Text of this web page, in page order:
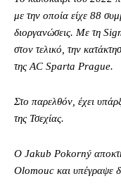
με την οποία είχε 88
διοργανώσεις. Με τη
στον τελικό, την
της AC Sparta Prague.
Στο παρελθόν, έχει
της Τσεχίας.
Ο Jakub Pokorný
Olomouc και υπέγραψε